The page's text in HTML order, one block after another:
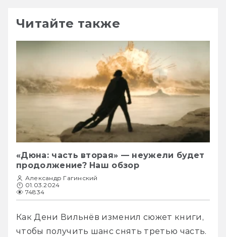
Читайте также
«Дюна: часть вторая» — неужели будет
продолжение? Наш обзор
Александр Гагинский
01.03.2024
74834
Как Дени Вильнёв изменил сюжет книги,
чтобы получить шанс снять третью часть.